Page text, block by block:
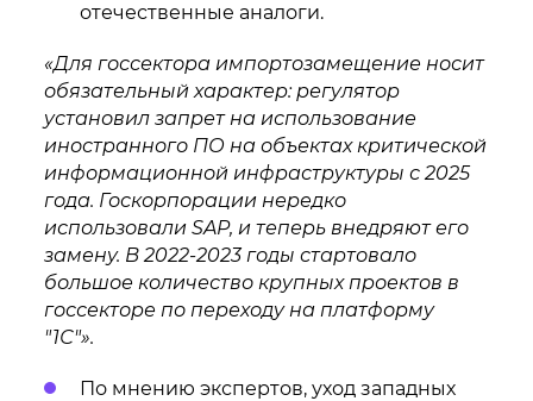
отечественные аналоги.
«Для госсектора импортозамещение носит
обязательный характер: регулятор
установил запрет на использование
иностранного ПО на объектах критической
информационной инфраструктуры с 2025
года. Госкорпорации нередко
использовали SAP, и теперь внедряют его
замену. В 2022-2023 годы стартовало
большое количество крупных проектов в
госсекторе по переходу на платформу
″1С″».
По мнению экспертов, уход западных